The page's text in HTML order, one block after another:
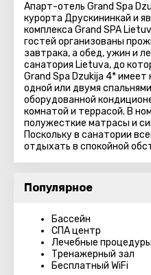
Апарт-отель Grand Spa
курорта Друскининкай и
комплекса Grand SPA
гостей организованы
завтрака, а обед, ужин и
санатория Lietuva, до
Grand Spa Dzukija 4*
одной или двумя
оборудованной
комнатой и террасой. В
полужесткие матрасы и
Поскольку в санатории
отдыхать в спокойной
Популярное
Бассейн
СПА центр
Лечебные процедуры
Тренажерный зал
Бесплатный WiFi